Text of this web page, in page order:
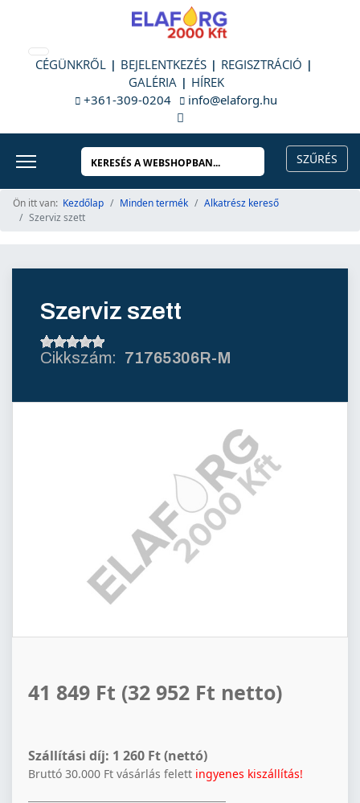
CÉGÜNKRŐL BEJELENTKEZÉS
REGISZTRÁCIÓ
GALÉRIA
HÍREK
+361-309-0204
info@elaforg.hu
Ön itt van: Kezdőlap Minden termék
Alkatrész kereső
Szerviz szett
Szerviz szett
71765306R-M
41 849 Ft (32 952 Ft netto)
Szállítási díj: 1 260 Ft (nettó)
Bruttó 30.000 Ft vásárlás felett ingyenes kiszállítás!